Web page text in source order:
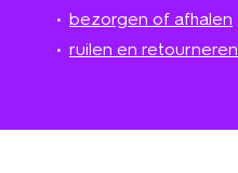
bezorgen of afhalen
ruilen en retourneren